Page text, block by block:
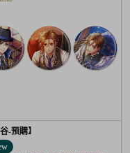
谷-預購】